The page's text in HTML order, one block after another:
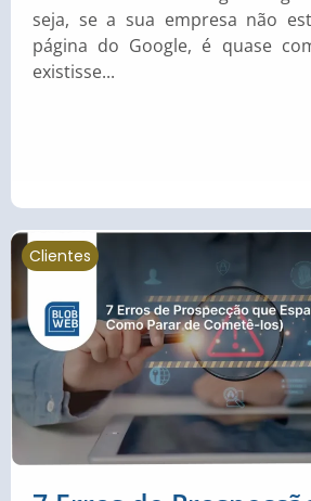
seja, se a sua empresa não
página do Google, é quase
existisse...
Clientes